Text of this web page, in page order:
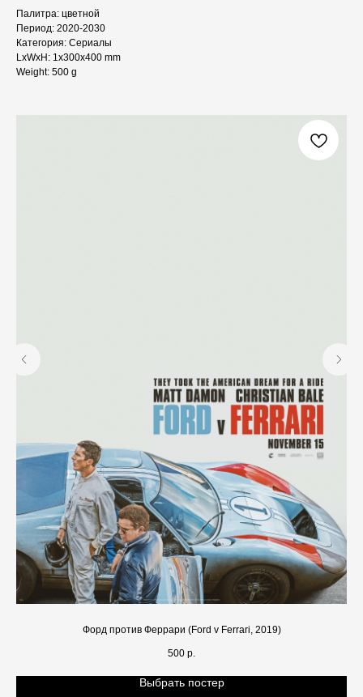
Палитра: цветной
Период: 2020-2030
Категория: Сериалы
LxWxH: 1x300x400 mm
Weight: 500 g
Форд против Феррари (Ford v Ferrari, 2019)
500 р.
Выбрать постер